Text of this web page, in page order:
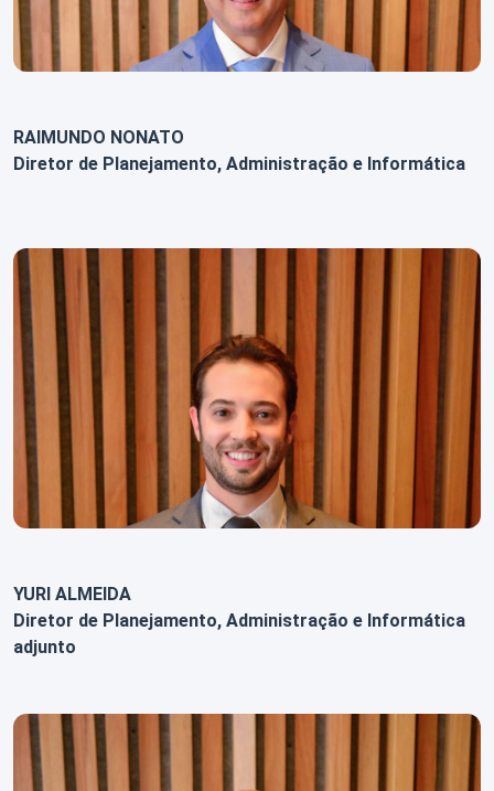
RAIMUNDO NONATO
Diretor de Planejamento, Administração e Informática
YURI ALMEIDA
Diretor de Planejamento, Administração e Informática
adjunto